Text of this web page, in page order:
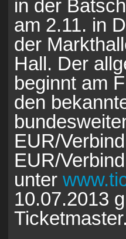
in der
am 2.11. in
der
Hall. Der
beginnt am
den
EUR/
EUR/
unter
10.07.2013